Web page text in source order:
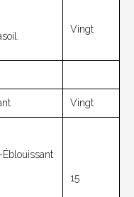
Vingt
Vingt
Éblouissant
15